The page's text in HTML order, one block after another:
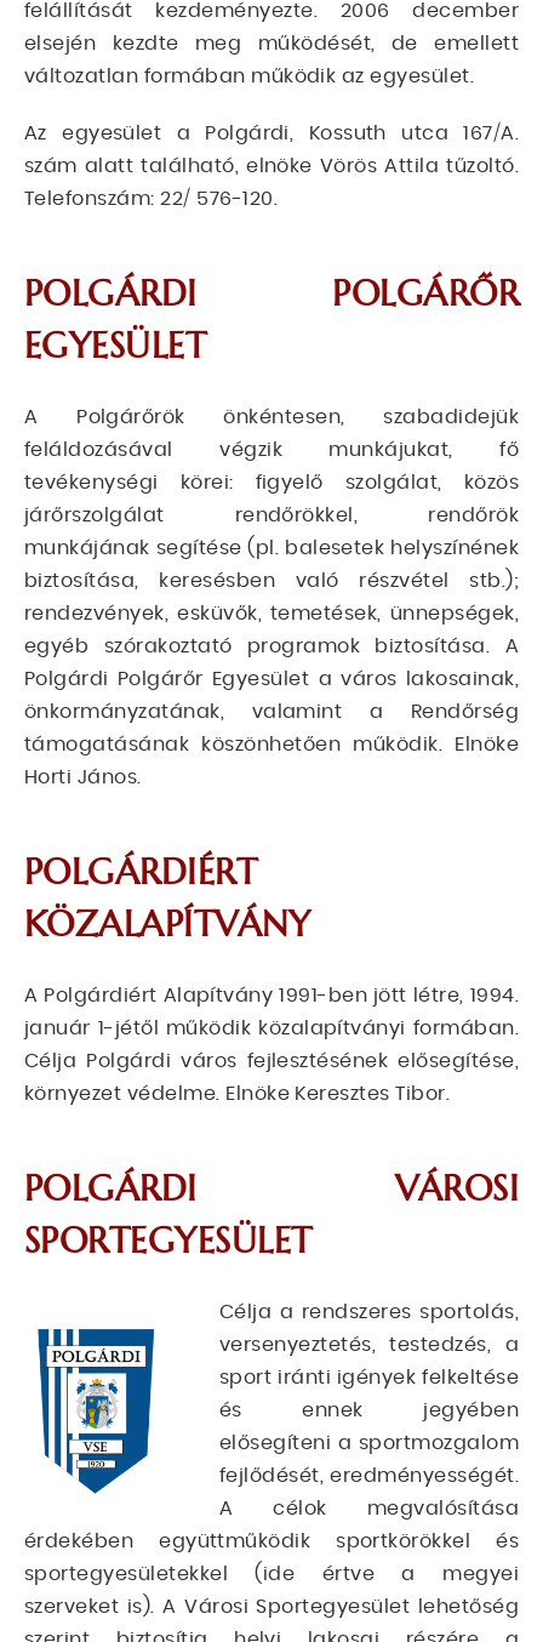
felállítását kezdeményezte. 2006 december
elsején kezdte meg működését, de emellett
változatlan formában működik az egyesület.
Az egyesület a Polgárdi, Kossuth utca 167/A.
szám alatt található, elnöke Vörös Attila tűzoltó.
Telefonszám: 22/ 576-120.
POLGÁRDI POLGÁRŐR
EGYESÜLET
A Polgárőrök önkéntesen, szabadidejük
feláldozásával végzik munkájukat, fő
tevékenységi körei: figyelő szolgálat, közös
járőrszolgálat rendőrökkel, rendőrök
munkájának segítése (pl. balesetek helyszínének
biztosítása, keresésben való részvétel stb.);
rendezvények, esküvők, temetések, ünnepségek,
egyéb szórakoztató programok biztosítása. A
Polgárdi Polgárőr Egyesület a város lakosainak,
önkormányzatának, valamint a Rendőrség
támogatásának köszönhetően működik. Elnöke
Horti János.
POLGÁRDIÉRT
KÖZALAPÍTVÁNY
A Polgárdiért Alapítvány 1991-ben jött létre, 1994.
január 1-jétől működik közalapítványi formában.
Célja Polgárdi város fejlesztésének elősegítése,
környezet védelme. Elnöke Keresztes Tibor.
POLGÁRDI VÁROSI
SPORTEGYESÜLET
Célja a rendszeres sportolás,
versenyeztetés, testedzés, a
sport iránti igények felkeltése
és ennek jegyében
elősegíteni a sportmozgalom
fejlődését, eredményességét.
A célok megvalósítása
érdekében együttműködik sportkörökkel és
sportegyesületekkel (ide értve a megyei
szerveket is). A Városi Sportegyesület lehetőség